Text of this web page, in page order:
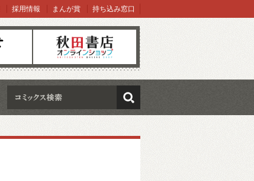
オンラインショップ
採用情報 まんが賞 持ち込み窓口
検索